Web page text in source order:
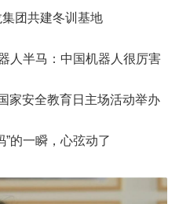
团共建冬训基地
人半马：中国机器人很厉害
家安全教育日主场活动举办
”的一瞬，心弦动了